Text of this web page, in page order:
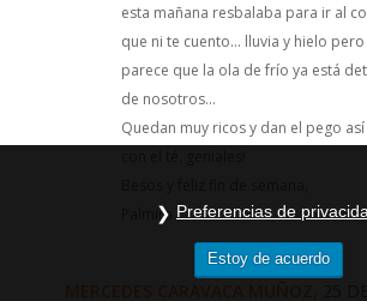
esta mañana resbalaba para ir al
que ni te cuento... lluvia y hielo pero
parece que la ola de frío ya está
de nosotros...
Quedan muy ricos y dan el pego
Palmira Preferencias de
Estoy de acuerdo